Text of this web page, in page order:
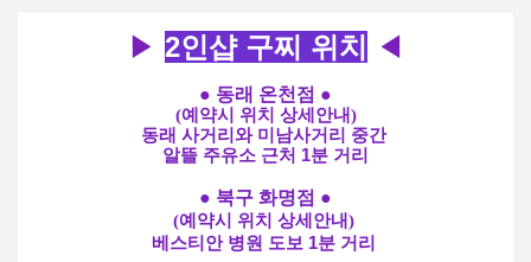
▶ 2인샵 구찌 위치 ◀
● 동래 온천점 ●
(예약시 위치 상세안내)
동래 사거리와 미남사거리 중간
알뜰 주유소 근처 1분 거리
● 북구 화명점 ●
(예약시 위치 상세안내)
베스티안 병원 도보 1분 거리